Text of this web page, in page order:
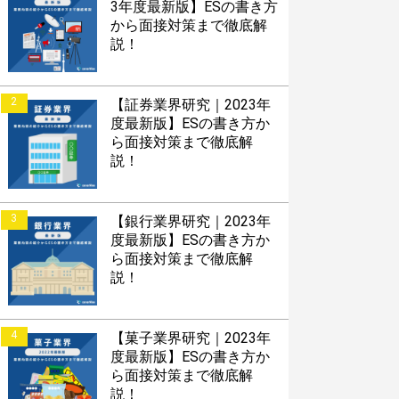
3年度最新版】ESの書き方
から面接対策まで徹底解
説！
2
【証券業界研究｜2023年
度最新版】ESの書き方か
ら面接対策まで徹底解
説！
3
【銀行業界研究｜2023年
度最新版】ESの書き方か
ら面接対策まで徹底解
説！
4
【菓子業界研究｜2023年
度最新版】ESの書き方か
ら面接対策まで徹底解
説！